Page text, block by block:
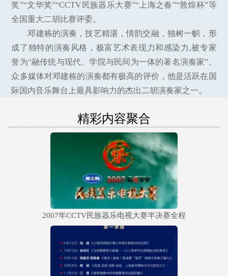
奖”“文华奖”“CCTV民族器乐大赛”“上海之春”“敦煌杯”等
全国重大二胡比赛评委。
邓建栋的演奏，技艺精湛，情韵交融，独树一帜，形
成了独特的演奏风格，极富艺术表现力和感染力,被专家
誉为“融传统与现代、学院与民间为一体的著名演奏家”。
众多媒体对邓建栋的演奏都有极高的评价，他是活跃在国
际国内音乐舞台上最具影响力的杰出二胡演奏家之一。
精彩内容聚合
2007年CCTV民族器乐电视大赛半决赛全程